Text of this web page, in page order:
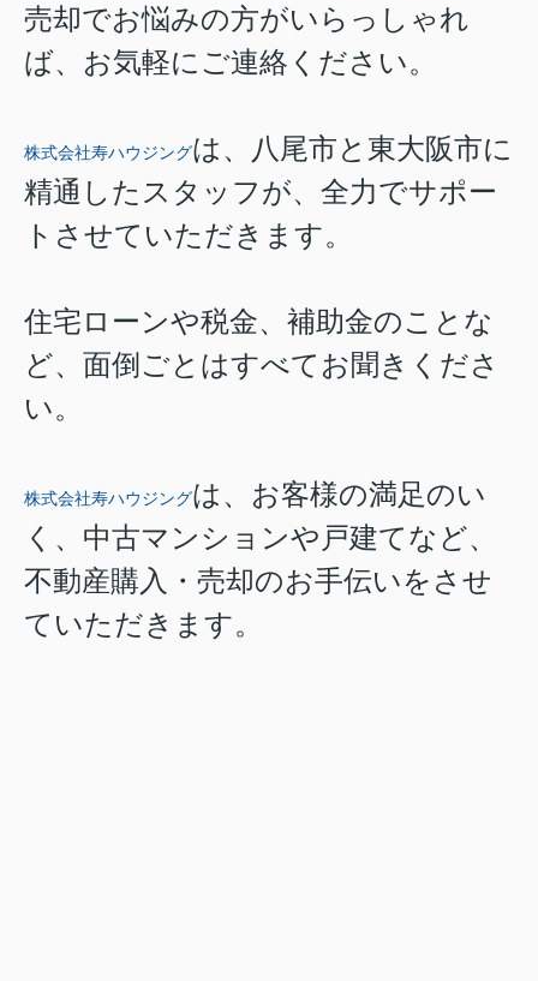
売却でお悩みの方がいらっしゃれ
ば、お気軽にご連絡ください。
株式会社寿ハウジングは、八尾市と東大阪市に
精通したスタッフが、全力でサポー
トさせていただきます。
住宅ローンや税金、補助金のことな
ど、面倒ごとはすべてお聞きくださ
い。
株式会社寿ハウジングは、お客様の満足のい
く、中古マンションや戸建てなど、
不動産購入・売却のお手伝いをさせ
ていただきます。